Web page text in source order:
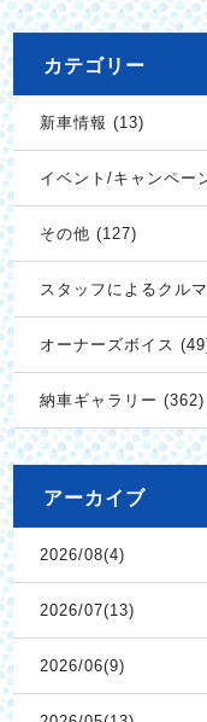
カテゴリー
新車情報 (13)
イベント/キャンペー
その他 (127)
スタッフによるクル
オーナーズボイス
納車ギャラリー (362)
アーカイブ
2026/08(4)
2026/07(13)
2026/06(9)